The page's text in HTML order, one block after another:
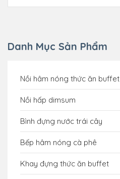
Danh Mục Sản Phẩm
Nồi hâm nóng thức ăn buffet
Nồi hấp dimsum
Bình đựng nước trái cây
Bếp hâm nóng cà phê
Khay đựng thức ăn buffet